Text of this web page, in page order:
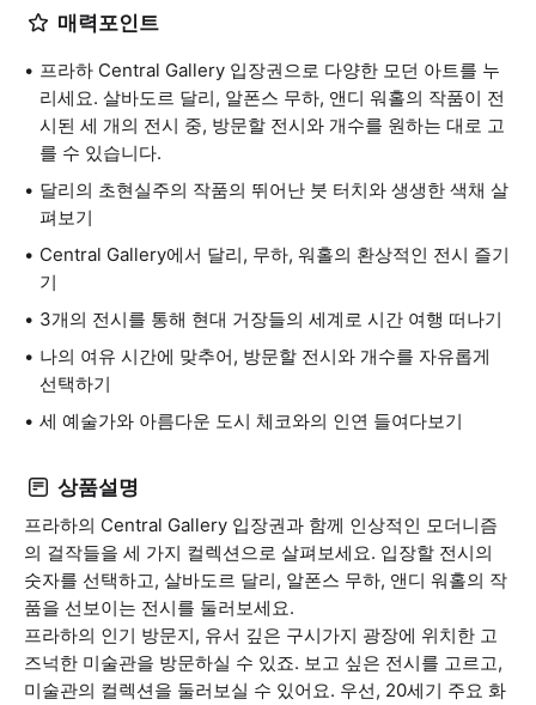
매력포인트
프라하 Central Gallery 입장권으로 다양한 모던 아트를 누
리세요. 살바도르 달리, 알폰스 무하, 앤디 워홀의 작품이 전
시된 세 개의 전시 중, 방문할 전시와 개수를 원하는 대로 고
를 수 있습니다.
달리의 초현실주의 작품의 뛰어난 붓 터치와 생생한 색채 살
펴보기
Central Gallery에서 달리, 무하, 워홀의 환상적인 전시 즐기
기
3개의 전시를 통해 현대 거장들의 세계로 시간 여행 떠나기
나의 여유 시간에 맞추어, 방문할 전시와 개수를 자유롭게
선택하기
세 예술가와 아름다운 도시 체코와의 인연 들여다보기
상품설명
프라하의 Central Gallery 입장권과 함께 인상적인 모더니즘
의 걸작들을 세 가지 컬렉션으로 살펴보세요. 입장할 전시의
숫자를 선택하고, 살바도르 달리, 알폰스 무하, 앤디 워홀의 작
품을 선보이는 전시를 둘러보세요.
프라하의 인기 방문지, 유서 깊은 구시가지 광장에 위치한 고
즈넉한 미술관을 방문하실 수 있죠. 보고 싶은 전시를 고르고,
미술관의 컬렉션을 둘러보실 수 있어요. 우선, 20세기 주요 화